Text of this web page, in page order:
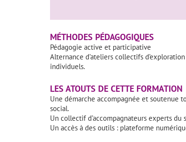
MÉTHODES PÉDAGOGIQUES
Pédagogie active et participative
Alternance d’ateliers collectifs
individuels.
LES ATOUTS DE CETTE FORMATION
Une démarche accompagnée et soutenue
social.
Un collectif d’accompagnateurs experts
Un accès à des outils : plateforme